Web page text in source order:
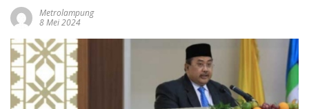
Metrolampung
8 Mei 2024